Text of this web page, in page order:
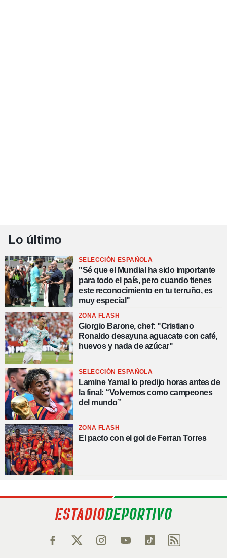
Lo último
SELECCIÓN ESPAÑOLA
"Sé que el Mundial ha sido importante
para todo el país, pero cuando tienes
este reconocimiento en tu terruño, es
muy especial"
ZONA FLASH
Giorgio Barone, chef: "Cristiano
Ronaldo desayuna aguacate con café,
huevos y nada de azúcar"
SELECCIÓN ESPAÑOLA
Lamine Yamal lo predijo horas antes de
la final: “Volvemos como campeones
del mundo”
ZONA FLASH
El pacto con el gol de Ferran Torres